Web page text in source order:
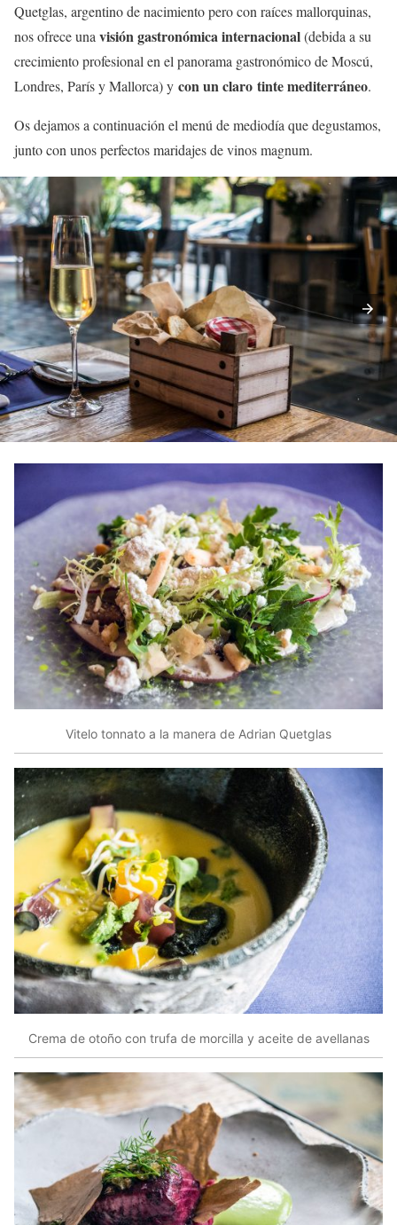
Quetglas, argentino de nacimiento pero con raíces mallorquinas,
nos ofrece una visión gastronómica internacional(debida a su
crecimiento profesional en el panorama gastronómico de Moscú,
Londres, París y Mallorca) y con un claro tinte mediterráneo.
Os dejamos a continuación el menú de mediodía que degustamos,
junto con unos perfectos maridajes de vinos magnum.
Vitelo tonnato a la manera de Adrian Quetglas
Crema de otoño con trufa de morcilla y aceite de avellanas